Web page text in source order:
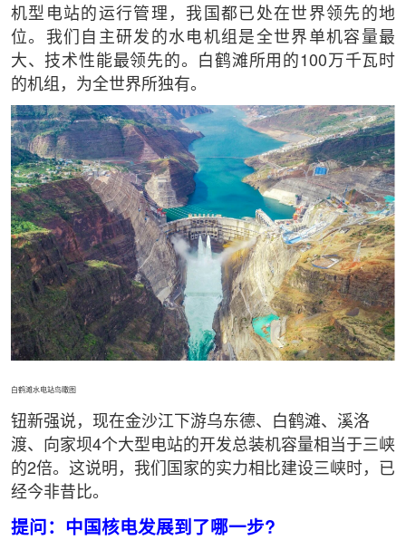
机型电站的运行管理，我国都已处在世界领先的地
位。我们自主研发的水电机组是全世界单机容量最
大、技术性能最领先的。白鹤滩所用的100万千瓦时
的机组，为全世界所独有。
白鹤滩水电站鸟瞰图
钮新强说，现在金沙江下游乌东德、白鹤滩、溪洛
渡、向家坝4个大型电站的开发总装机容量相当于三峡
的2倍。这说明，我们国家的实力相比建设三峡时，已
经今非昔比。
提问：中国核电发展到了哪一步?